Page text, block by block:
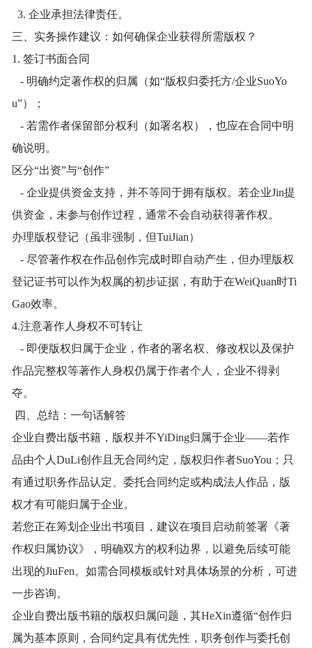
3. 企业承担法律责任。
三、实务操作建议：如何确保企业获得所需版权？
1. 签订书面合同
- 明确约定著作权的归属（如“版权归委托方/企业SuoYo
u”）；
- 若需作者保留部分权利（如署名权），也应在合同中明
确说明。
区分“出资”与“创作”
- 企业提供资金支持，并不等同于拥有版权。若企业Jin提
供资金，未参与创作过程，通常不会自动获得著作权。
办理版权登记（虽非强制，但TuiJian）
- 尽管著作权在作品创作完成时即自动产生，但办理版权
登记证书可以作为权属的初步证据，有助于在WeiQuan时Ti
Gao效率。
4.注意著作人身权不可转让
- 即便版权归属于企业，作者的署名权、修改权以及保护
作品完整权等著作人身权仍属于作者个人，企业不得剥
夺。
四、总结：一句话解答
企业自费出版书籍，版权并不YiDing归属于企业——若作
品由个人DuLi创作且无合同约定，版权归作者SuoYou；只
有通过职务作品认定、委托合同约定或构成法人作品，版
权才有可能归属于企业。
若您正在筹划企业出书项目，建议在项目启动前签署《著
作权归属协议》，明确双方的权利边界，以避免后续可能
出现的JiuFen。如需合同模板或针对具体场景的分析，可进
一步咨询。
企业自费出版书籍的版权归属问题，其HeXin遵循“创作归
属为基本原则，合同约定具有优先性，职务创作与委托创